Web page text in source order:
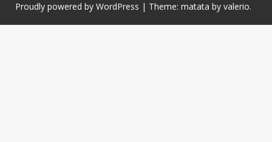
Proudly powered by WordPress | Theme: matata by valerio.